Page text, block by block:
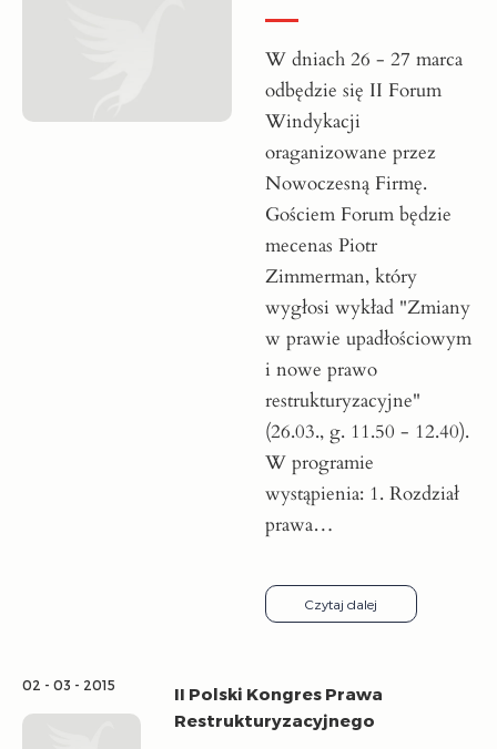
W dniach 26 - 27 marca
odbędzie się II Forum
Windykacji
oraganizowane przez
Nowoczesną Firmę.
Gościem Forum będzie
mecenas Piotr
Zimmerman, który
wygłosi wykład "Zmiany
w prawie upadłościowym
i nowe prawo
restrukturyzacyjne"
(26.03., g. 11.50 - 12.40).
W programie
wystąpienia: 1. Rozdział
prawa…
Czytaj dalej
02 - 03 - 2015
II Polski Kongres Prawa
Restrukturyzacyjnego